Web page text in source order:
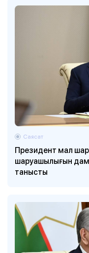
Президент мал
шаруашылығын
танысты
Саясат